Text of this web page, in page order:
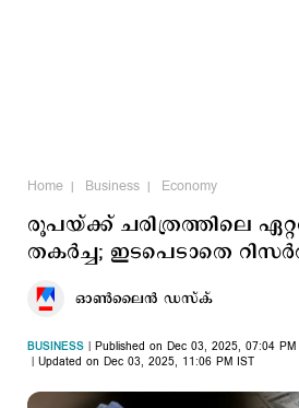
Home Business Economy
രൂപയ്ക്ക് ചരിത്രത്തിലെ
തകർച്ച; ഇടപെടാതെ
ഓണ്‍ലൈന്‍ ഡസ്ക്
BUSINESS
Published on Dec 03, 2025, 07:04 PM
Updated on Dec 03, 2025, 11:06 PM IST